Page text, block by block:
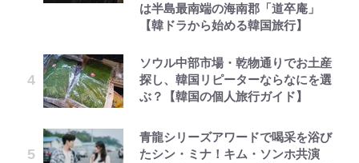
は半島最南端の海南郡「道卒庵」
【韓ドラから始める韓国旅行】
ソウル中部市場・乾物通りでお土産
探し、韓国リピーターならなにを選
ぶ？【韓国の個人旅行ガイド】
青龍シリーズアワードで喝采を浴び
たシン・ミナ！キム・ソンホ共演